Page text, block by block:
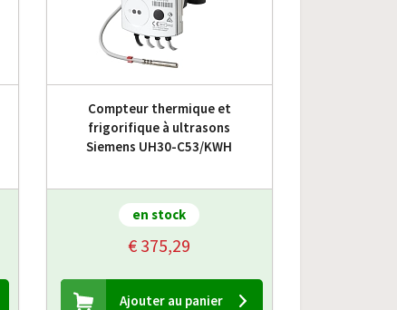
Compteur thermique et
frigorifique à ultrasons
Siemens UH30-C53/KWH
en stock
€ 375,29
Ajouter au panier